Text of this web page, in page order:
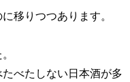
移りつつあります。
べたしない日本酒が多